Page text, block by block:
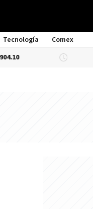
Tecnología
Comex
DÓLAR BNA